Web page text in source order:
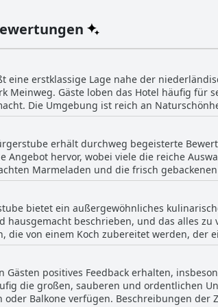
eine erstklassige Lage nahe der
Meinweg. Gäste loben das Hotel häufig für
Die Umgebung ist reich an
erhöht die Nähe zur schönen
nahezu keinen Verkehrslärm, was zum
eine einfache Erkundung der
Die ruhige Umgebung in Verbindung mit
Arbeits- als auch Freizeitaktivitäten
Verhältnis und ihre Eignung für ruhige
erhält durchweg begeisterte
hervor, wobei viele die reiche
Marmeladen und die frisch
verleihen. Das Frühstück wird oft als
und komfortablen Erlebnis wird. Die Gäste
allgemeinen Wohlfühlatmosphäre beitragen. Das
wird als fantastisch und hervorragend
Bemerkungen erstrecken sich auch
des Frühstücksangebots ein ausgezeichnetes
Effelder Bürgerstube durch seine
empfehlenswerten Aspekt eines
bietet ein außergewöhnliches
hausgemacht beschrieben, und das alles
die von einem Koch zubereitet werden, der
schmackhaften Optionen, sodass für jeden
das wundervolle Erlebnis noch verstärkte.
bei. Das Restaurant liefert
Exzellenz. Ob man zum Abendessen
Teil eines jeden Aufenthalts im
Gästen positives Feedback erhalten,
die großen, sauberen und ordentlichen
oder Balkone verfügen. Beschreibungen